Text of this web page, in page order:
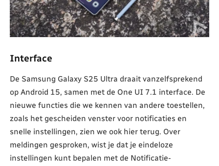
Interface
De Samsung Galaxy S25 Ultra draait vanzelfsprekend
op Android 15, samen met de One UI 7.1 interface. De
nieuwe functies die we kennen van andere toestellen,
zoals het gescheiden venster voor notificaties en
snelle instellingen, zien we ook hier terug. Over
meldingen gesproken, wist je dat je eindeloze
instellingen kunt bepalen met de Notificatie-